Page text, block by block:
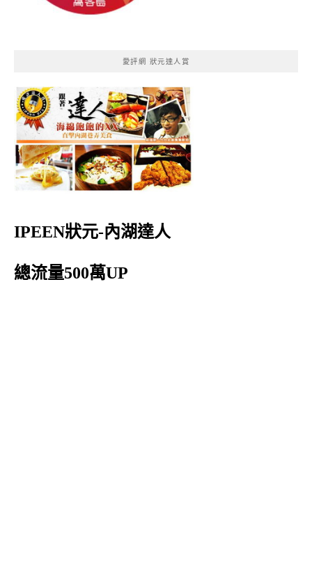
愛評網 狀元達人賞
IPEEN狀元-內湖達人
總流量500萬UP